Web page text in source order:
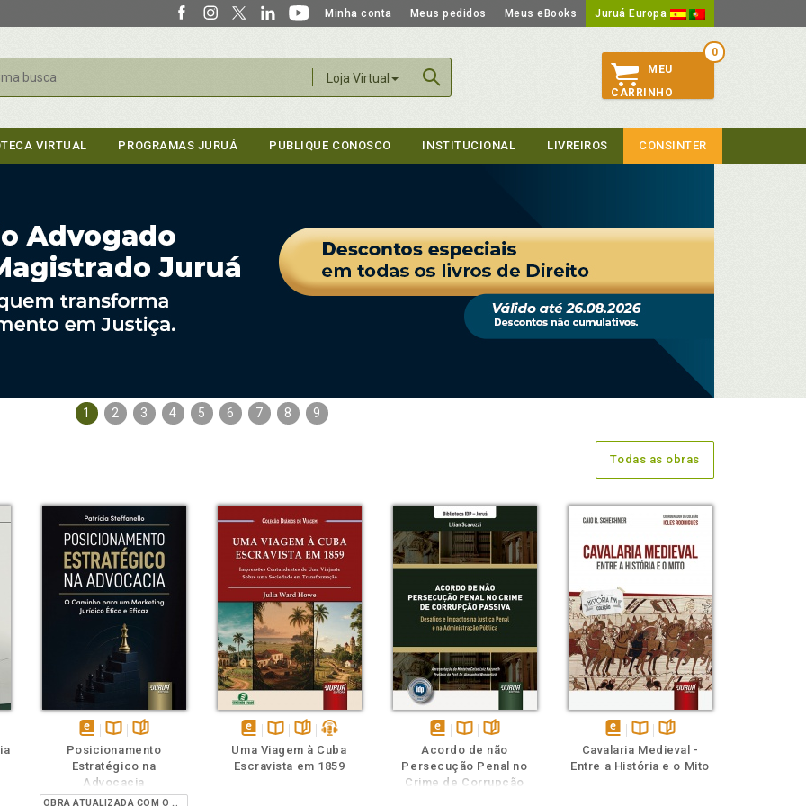
Minha conta Meus pedidos Meus eBooks Juruá Europa
Loja Virtual
0
MEU
CARRINHO
VIRTUAL PROGRAMAS JURUÁ PUBLIQUE CONOSCO INSTITUCIONAL LIVREIROS CONSINTER
1 2 3 4 5 6 7 8 9
Todas as obras
disponível
em
eBook
Disponível
na
B.V.
páginas
Posicionamento
Estratégico na
Advocacia
disponível
em
Disponível
na
páginaspodcast
Uma Viagem à Cuba
Escravista em 1859
disponível
em
eBook
Disponível
na
B.V.
páginas
Acordo de não
Persecução Penal no
Crime de Corrupção
Também
disponível
em
Disponível
na
páginas
Cavalaria Medieval -
Entre a História e o Mito